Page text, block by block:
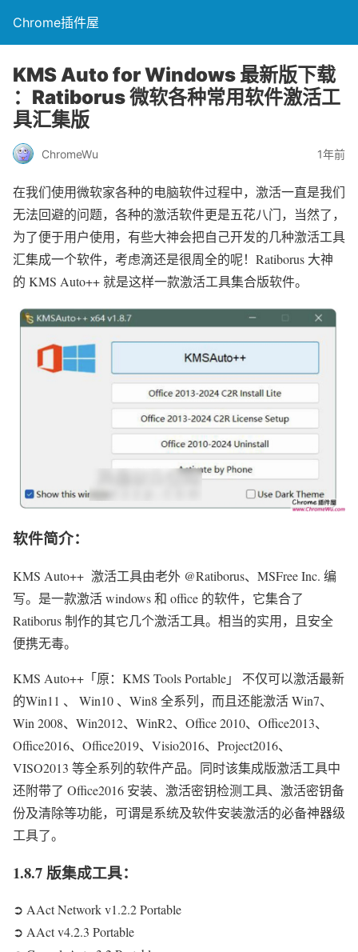
Chrome插件屋
KMS Auto for Windows 最新版下载
：Ratiborus 微软各种常用软件激活工
具汇集版
ChromeWu 1年前
在我们使用微软家各种的电脑软件过程中，激活一直是我们
无法回避的问题，各种的激活软件更是五花八门，当然了，
为了便于用户使用，有些大神会把自己开发的几种激活工具
汇集成一个软件，考虑滴还是很周全的呢！Ratiborus 大神
的 KMS Auto++ 就是这样一款激活工具集合版软件。
软件简介：
KMS Auto++ 激活工具由老外 @Ratiborus、MSFree Inc. 编
写。是一款激活 windows 和 office 的软件，它集合了
Ratiborus 制作的其它几个激活工具。相当的实用，且安全
便携无毒。
KMS Auto++「原：KMS Tools Portable」 不仅可以激活最新
的Win11 、 Win10 、Win8 全系列，而且还能激活 Win7、
Win 2008、Win2012、WinR2、Office 2010、Office2013、
Office2016、Office2019、Visio2016、Project2016、
VISO2013 等全系列的软件产品。同时该集成版激活工具中
还附带了 Office2016 安装、激活密钥检测工具、激活密钥备
份及清除等功能，可谓是系统及软件安装激活的必备神器级
工具了。
1.8.7 版集成工具：
➲ AAct Network v1.2.2 Portable
➲ AAct v4.2.3 Portable